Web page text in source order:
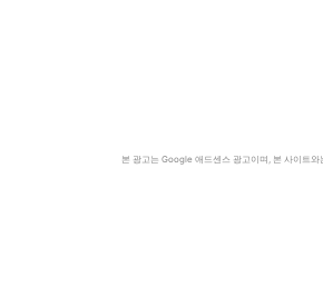
본 광고는 Google 애드센스 광고이며, 본 사이트와